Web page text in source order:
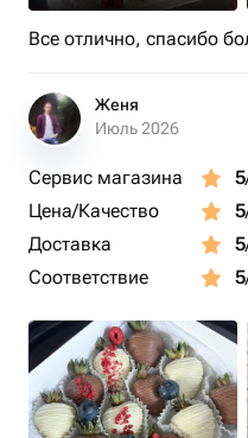
Все отлично, спасибо
Женя
Июль 2026
Сервис магазина 5
Цена/Качество
5
Доставка
5
Соответствие
5